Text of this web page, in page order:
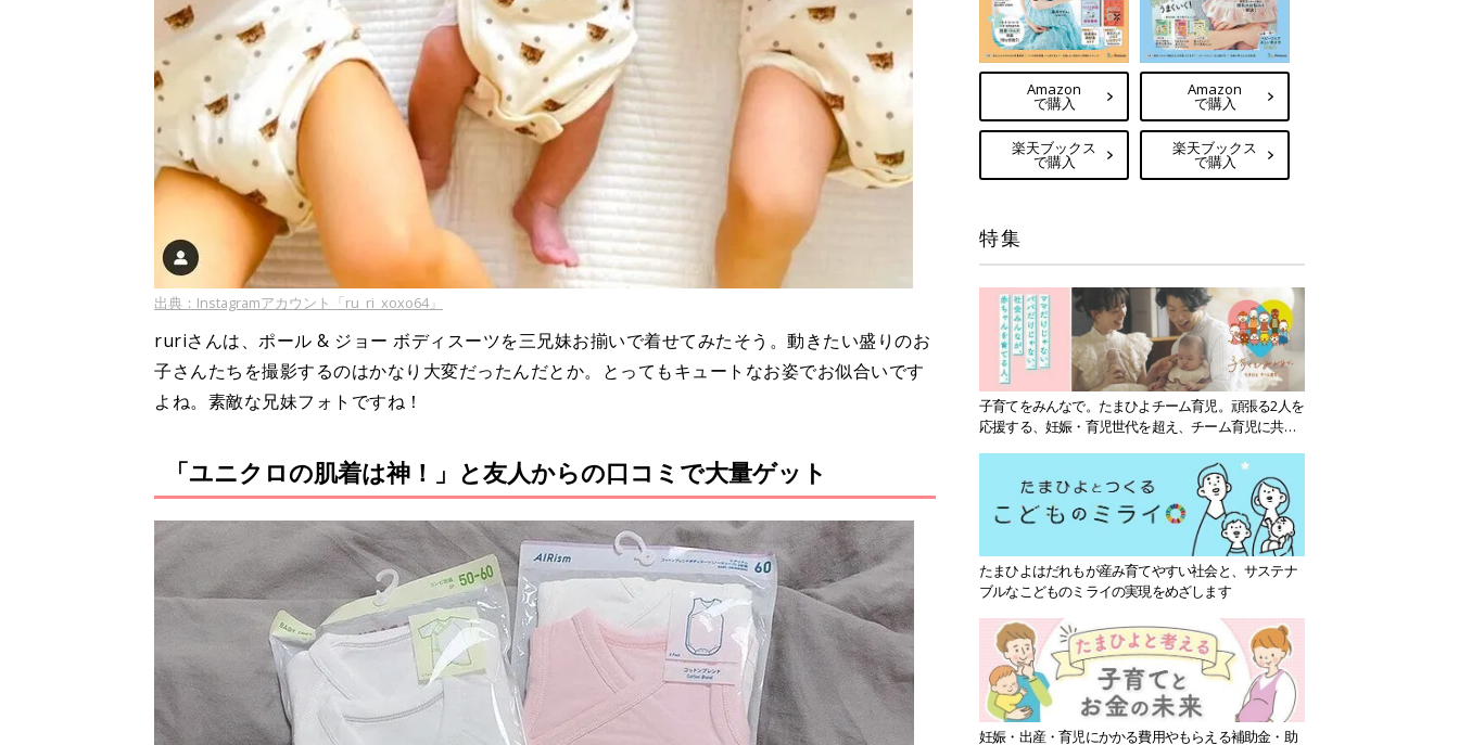
出典：Instagramアカウント「ru_ri_xoxo64」
ruriさんは、ポール & ジョー ボディスーツを三兄妹お揃いで着せてみたそう。動きたい盛りのお
子さんたちを撮影するのはかなり大変だったんだとか。とってもキュートなお姿でお似合いです
よね。素敵な兄妹フォトですね！
「ユニクロの肌着は神！」と友人からの口コミで大量ゲット
Amazon
で購入
楽天ブックス
で購入
Amazon
で購入
楽天ブックス
で購入
特集
子育てをみんなで。たまひよチーム育児。頑張る2人を
応援する、妊娠・育児世代を超え、チーム育児に共感
たまひよはだれもが産み育てやすい社会と、サステナ
ブルなこどものミライの実現をめざします
妊娠・出産・育児にかかる費用やもらえる補助金・助